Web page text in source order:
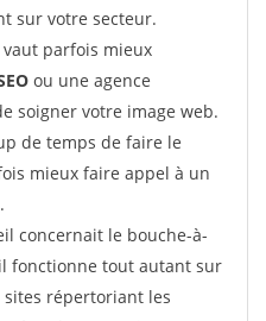
sur votre secteur.
parfois mieux
ou une agence
soigner votre image web.
de temps de faire le
mieux faire appel à un
concernait le bouche-à-
fonctionne tout autant sur
répertoriant les